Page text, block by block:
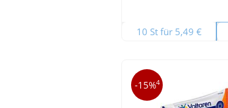
10 St für 5,49 €
-15%4